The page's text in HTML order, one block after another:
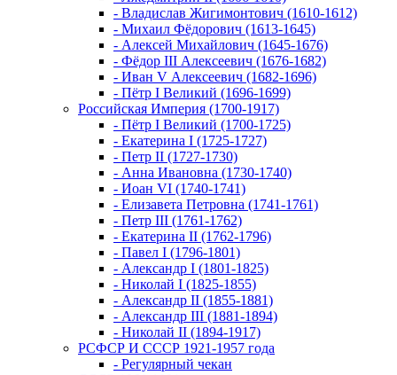
- Владислав Жигимонтович (1610-1612)
- Михаил Фёдорович (1613-1645)
- Алексей Михайлович (1645-1676)
- Фёдор III Алексеевич (1676-1682)
- Иван V Алексеевич (1682-1696)
- Пётр I Великий (1696-1699)
Российская Империя (1700-1917)
- Пётр I Великий (1700-1725)
- Екатерина I (1725-1727)
- Петр II (1727-1730)
- Анна Ивановна (1730-1740)
- Иоан VI (1740-1741)
- Елизавета Петровна (1741-1761)
- Петр III (1761-1762)
- Екатерина II (1762-1796)
- Павел I (1796-1801)
- Александр I (1801-1825)
- Николай I (1825-1855)
- Александр II (1855-1881)
- Александр III (1881-1894)
- Николай II (1894-1917)
РСФСР И СССР 1921-1957 года
- Регулярный чекан